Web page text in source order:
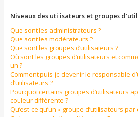
Niveaux des utilisateurs et groupes
Que sont les administrateurs ?
Que sont les modérateurs ?
Que sont les groupes d’utilisateurs ?
Où sont les groupes d’utilisateurs et
un ?
Comment puis-je devenir le responsable
d’utilisateurs ?
Pourquoi certains groupes d’utilisateurs
couleur différente ?
Qu’est-ce qu’un « groupe d’utilisateurs par